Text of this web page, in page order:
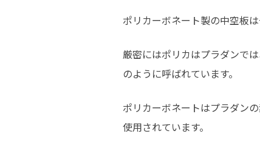
ポリカーボネート製の中空板
厳密にはポリカはプラダンで
のように呼ばれています。
ポリカーボネートはプラダン
使用されています。